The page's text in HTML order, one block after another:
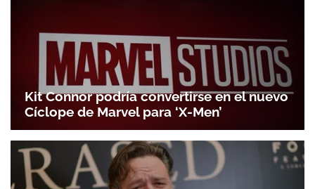
Kit Connor podría convertirse en el nuevo
Cíclope de Marvel para ‘X-Men’